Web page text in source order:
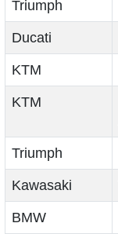
Triumph
Ducati
KTM
KTM
Triumph
Kawasaki
BMW